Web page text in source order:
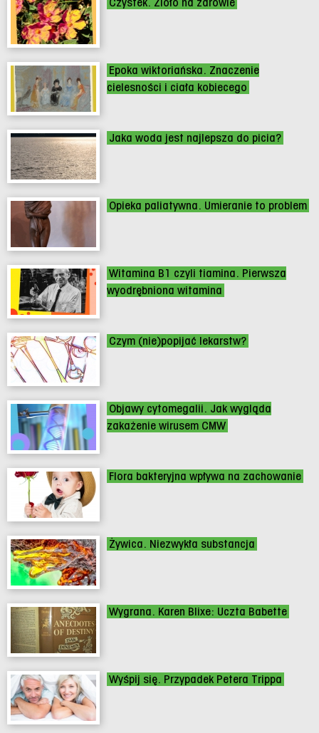
Epoka wiktoriańska. Znaczenie
cielesności i ciała kobiecego
Jaka woda jest najlepsza do picia?
Opieka paliatywna. Umieranie to problem
Witamina B1 czyli tiamina. Pierwsza
wyodrębniona witamina
Czym (nie)popijać lekarstw?
Objawy cytomegalii. Jak wygląda
zakażenie wirusem CMW
Flora bakteryjna wpływa na zachowanie
Żywica. Niezwykła substancja
Wygrana. Karen Blixe: Uczta Babette
Wyśpij się. Przypadek Petera Trippa